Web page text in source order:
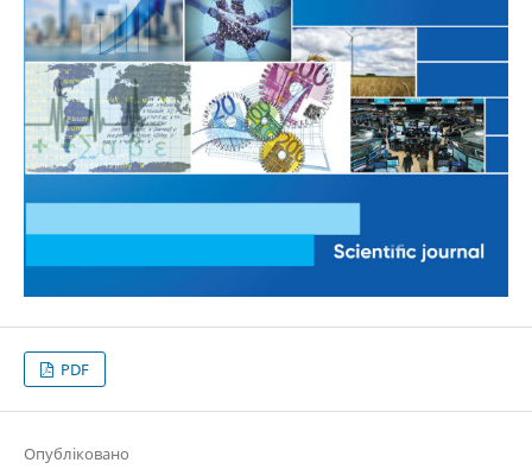
PDF
Опубліковано